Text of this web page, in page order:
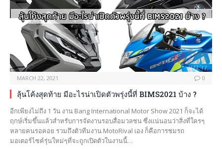
MARCH 22, 2021 0
ลุ้นโค้งสุดท้าย มีอะไรน่าเปิดตัวพรุ่งนี้ที่ BIMS2021 บ้าง ?
อีกเพียงไม่ถึง 1 วัน งาน Bang International Motor Show 2021 ก็จะได้
ฤกษ์เริ่มขึ้นแล้วสำหรับการจัดงานรอบสื่อมวลชน ซึ่งแน่นอนว่าสิ่งที่ใครๆ
หลายคนรอคอย รวมถึงตัวทีมงาน MotoRival เอง ก็คือการชมรถ
มอเตอร์ไซค์รุ่นใหม่ๆที่จะถูกเปิดตัวในงานนี้…